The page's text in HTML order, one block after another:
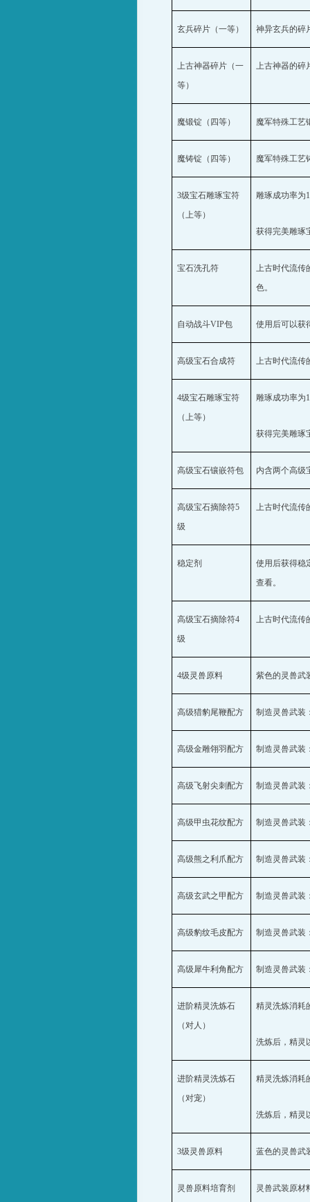
玄兵碎片（一等） 神异玄兵的碎
上古神器碎片（一
等）
上古神器的碎
魔锻锭（四等） 魔军特殊工艺
魔铸锭（四等） 魔军特殊工艺
3级宝石雕琢宝符
（上等）
雕琢成功率为
获得完美雕琢
宝石洗孔符
上古时代流传
色。
自动战斗VIP包 使用后可以获
高级宝石合成符 上古时代流传
4级宝石雕琢宝符
（上等）
雕琢成功率为
获得完美雕琢
高级宝石镶嵌符包 内含两个高级
高级宝石摘除符5
级
上古时代流传
稳定剂
使用后获得稳
查看。
高级宝石摘除符4
级
上古时代流传
4级灵兽原料 紫色的灵兽武
高级猎豹尾鞭配方 制造灵兽武装
高级金雕翎羽配方 制造灵兽武装
高级飞射尖刺配方 制造灵兽武装
高级甲虫花纹配方 制造灵兽武装
高级熊之利爪配方 制造灵兽武装
高级玄武之甲配方 制造灵兽武装
高级豹纹毛皮配方 制造灵兽武装
高级犀牛利角配方 制造灵兽武装
进阶精灵洗炼石
（对人）
精灵洗炼消耗
洗炼后，精灵
进阶精灵洗炼石
（对宠）
精灵洗炼消耗
洗炼后，精灵
3级灵兽原料 蓝色的灵兽武
灵兽原料培育剂 灵兽武装原材